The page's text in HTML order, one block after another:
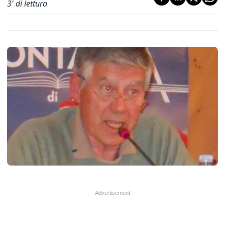
3' di lettura